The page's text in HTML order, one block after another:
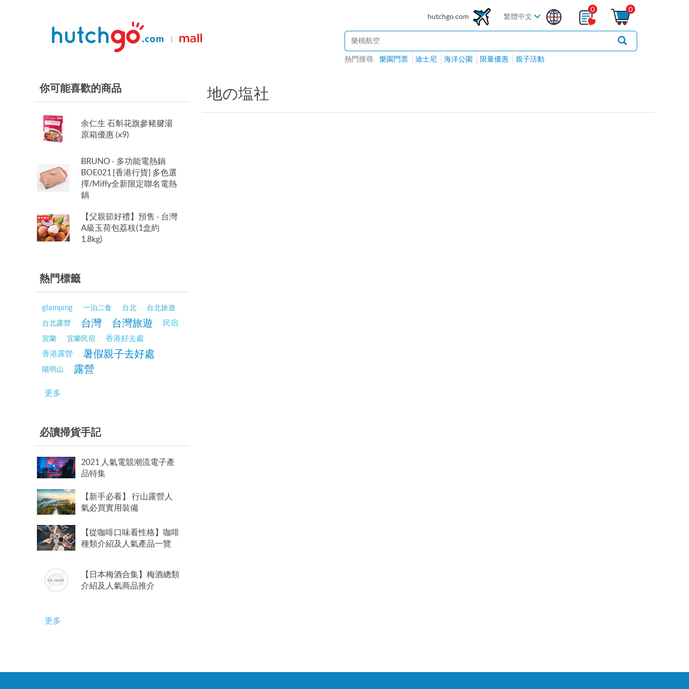
hutchgo.com 繁體中文
0 0
熱門搜尋: 樂園門票 迪士尼 海洋公園 限量優惠 親子活動
地の塩社
你可能喜歡的商品
余仁生 石斛花旗參豬腱湯
原箱優惠 (x9)
BRUNO - 多功能電熱鍋
BOE021 [香港行貨] 多色選
擇/Miffy全新限定聯名電熱
鍋
【父親節好禮】預售 - 台灣
A級玉荷包荔枝(1盒約
1.8kg)
熱門標籤
glamping 一泊二食 台北
台北旅遊
台北露營
台灣 台灣旅遊 民宿
宜蘭 宜蘭民宿
香港好去處
香港露營
暑假親子去好處
陽明山 露營
更多
必讀掃貨手記
2021 人氣電競潮流電子產
品特集
【新手必看】 行山露營人
氣必買實用裝備
【從咖啡口味看性格】咖啡
種類介紹及人氣產品一覽
【日本梅酒合集】梅酒總類
介紹及人氣商品推介
更多